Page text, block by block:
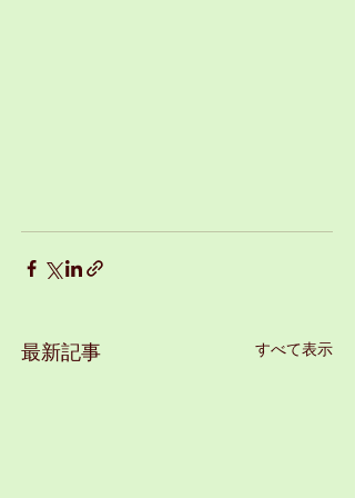
最新記事 すべて表示